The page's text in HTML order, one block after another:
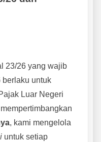
23/26 yang wajib
berlaku untuk
Luar Negeri
, kami mengelola
untuk setiap